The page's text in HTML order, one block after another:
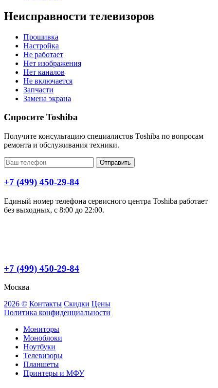
Неисправности телевизоров
Прошивка
Настройка
Не работает
Нет изображения
Нет каналов
Не включается
Запчасти
Замена экрана
Спросите Toshiba
Получите консультацию специалистов Toshiba по вопросам
ремонта и обслуживания техники.
Отправить
+7 (499) 450-29-84
Единый номер телефона сервисного центра Toshiba работает
без выходных, с 8:00 до 22:00.
+7 (499) 450-29-84
Москва
2026 © Контакты Скидки Цены
Политика конфиденциальности
Мониторы
Моноблоки
Ноутбуки
Телевизоры
Планшеты
Принтеры и МФУ